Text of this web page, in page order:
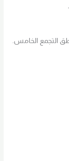
التجمع الخامس.